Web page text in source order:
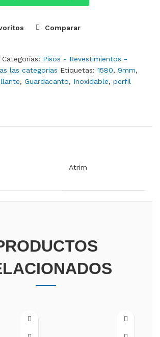
Comparar
Categorías: Pisos - Revestimientos -
las categorias Etiquetas: 1580, 9mm,
, Guardacanto, Inoxidable, perfil
Atrim